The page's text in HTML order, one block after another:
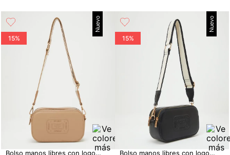
Nuevo
15%
Bolso manos libres con logo en relieve
Nuevo
15%
Bolso manos libres con logo en relieve